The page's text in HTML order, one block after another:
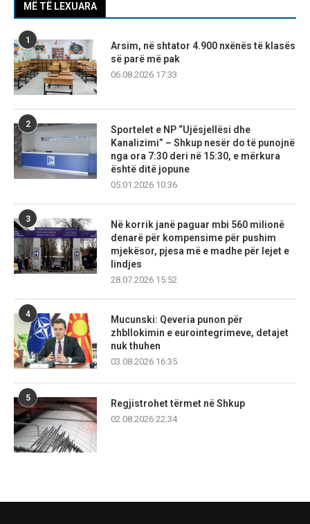
MË TË LEXUARA
1
Arsim, në shtator 4.900 nxënës të klasës
së parë më pak
06.08.2026 17:33
2
Sportelet e NP “Ujësjellësi dhe
Kanalizimi” – Shkup nesër do të punojnë
nga ora 7:30 deri në 15:30, e mërkura
është ditë jopune
05.01.2026 10:36
3
Në korrik janë paguar mbi 560 milionë
denarë për kompensime për pushim
mjekësor, pjesa më e madhe për lejet e
lindjes
28.07.2026 15:52
4
Mucunski: Qeveria punon për
zhbllokimin e eurointegrimeve, detajet
nuk thuhen
03.08.2026 16:35
5
Regjistrohet tërmet në Shkup
02.08.2026 22:34